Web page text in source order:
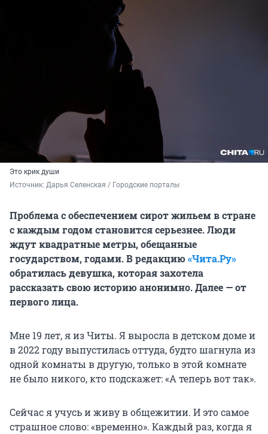
Это крик души
Источник: Дарья Селенская / Городские порталы
Проблема с обеспечением сирот жильем в стране
с каждым годом становится серьезнее. Люди
ждут квадратные метры, обещанные
государством, годами. В редакцию«Чита.Ру»
обратилась девушка, которая захотела
рассказать свою историю анонимно. Далее — от
первого лица.
Мне 19 лет, я из Читы. Я выросла в детском доме и
в 2022 году выпустилась оттуда, будто шагнула из
одной комнаты в другую, только в этой комнате
не было никого, кто подскажет: «А теперь вот так».
Сейчас я учусь и живу в общежитии. И это самое
страшное слово: «временно». Каждый раз, когда я